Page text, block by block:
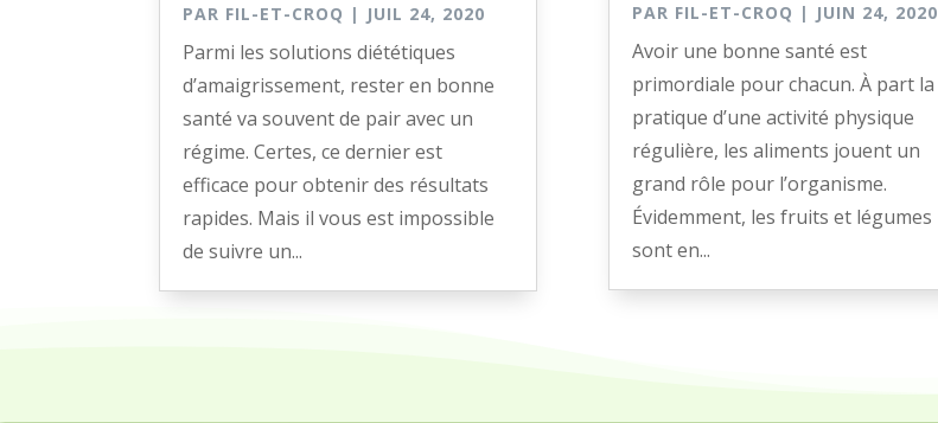
PAR FIL-ET-CROQ | JUIL 24, 2020
Parmi les solutions diététiques
d’amaigrissement, rester en bonne
santé va souvent de pair avec un
régime. Certes, ce dernier est
efficace pour obtenir des résultats
rapides. Mais il vous est impossible
de suivre un...
PAR FIL-ET-CROQ | JUIN 24, 2020
Avoir une bonne santé est
primordiale pour chacun. À part la
pratique d’une activité physique
régulière, les aliments jouent un
grand rôle pour l’organisme.
Évidemment, les fruits et légumes
sont en...